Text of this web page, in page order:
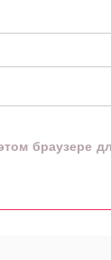
браузере